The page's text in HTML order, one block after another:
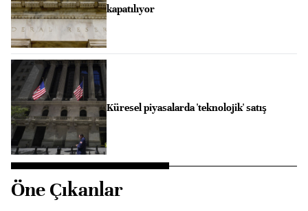
kapatılıyor
Küresel piyasalarda 'teknolojik' satış
Öne Çıkanlar